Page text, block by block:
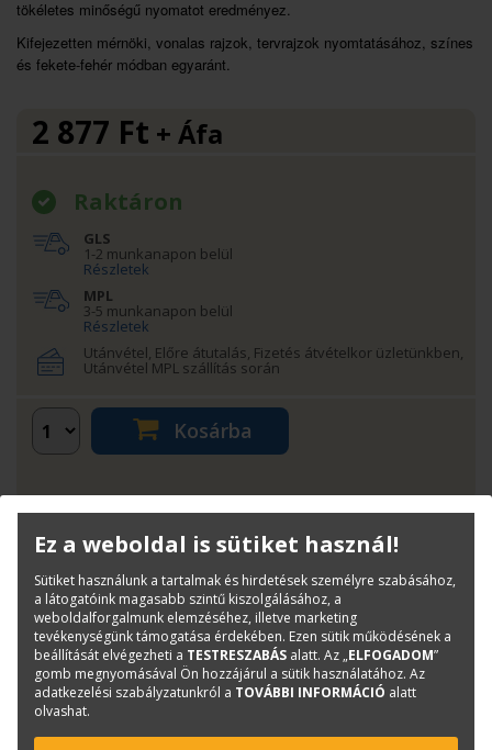
tökéletes minőségű nyomatot eredményez.
​Kifejezetten mérnöki, vonalas rajzok, tervrajzok nyomtatásához, színes
és fekete-fehér módban egyaránt.
2 877 Ft + Áfa
Raktáron
GLS
1-2 munkanapon belül
Részletek
MPL
3-5 munkanapon belül
Részletek
Utánvétel, Előre átutalás, Fizetés átvételkor üzletünkben,
Utánvétel MPL szállítás során
Kosárba
Termékinfó
Kategóriák
Mérnöki, CAD papírok
50 méteres, 80 grammos
Cikkszám:
CAD_SUP-0008
Márka:
TERC
Ez a weboldal is sütiket használ!
Sütiket használunk a tartalmak és hirdetések személyre szabásához,
a látogatóink magasabb szintű kiszolgálásához, a
weboldalforgalmunk elemzéséhez, illetve marketing
tevékenységünk támogatása érdekében. Ezen sütik működésének a
beállítását elvégezheti a TESTRESZABÁS alatt. Az „ELFOGADOM”
gomb megnyomásával Ön hozzájárul a sütik használatához. Az
adatkezelési szabályzatunkról a TOVÁBBI INFORMÁCIÓ alatt
olvashat.